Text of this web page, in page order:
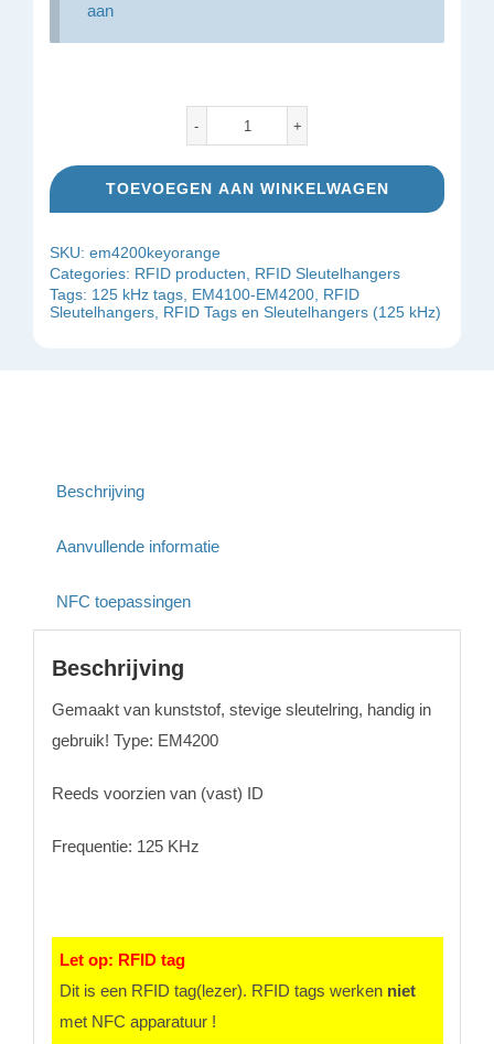
aan
RFID
TOEVOEGEN AAN WINKELWAGEN
SKU: em4200keyorange
Categories: RFID producten, RFID Sleutelhangers
Tags: 125 kHz tags, EM4100-EM4200, RFID
Sleutelhangers, RFID Tags en Sleutelhangers (125 kHz)
Beschrijving
Aanvullende informatie
NFC toepassingen
Beschrijving
Gemaakt van kunststof, stevige sleutelring, handig in
gebruik! Type: EM4200
Reeds voorzien van (vast) ID
Frequentie: 125 KHz
Let op: RFID tag
Dit is een RFID tag(lezer). RFID tags werken niet
met NFC apparatuur !